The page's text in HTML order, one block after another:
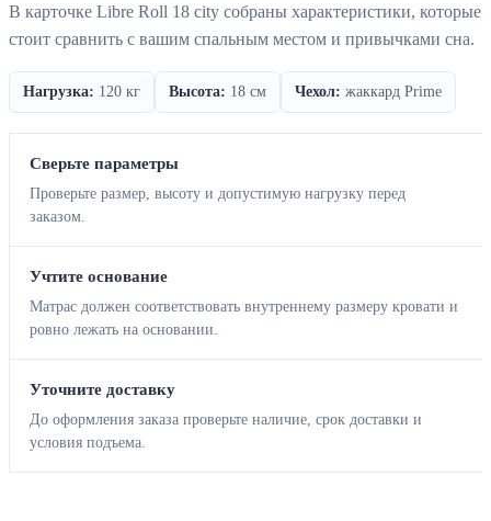
В карточке Libre Roll 18 city собраны характеристики, которые
стоит сравнить с вашим спальным местом и привычками сна.
Нагрузка: 120 кг Высота: 18 см Чехол: жаккард Prime
Сверьте параметры
Проверьте размер, высоту и допустимую нагрузку перед
заказом.
Учтите основание
Матрас должен соответствовать внутреннему размеру кровати и
ровно лежать на основании.
Уточните доставку
До оформления заказа проверьте наличие, срок доставки и
условия подъема.